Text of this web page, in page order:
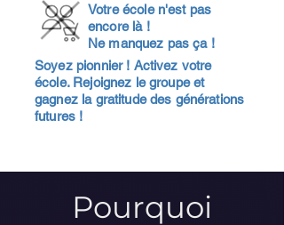
Votre école n'est pas
encore là !
Ne manquez pas ça !
Soyez pionnier ! Activez votre
école. Rejoignez le groupe et
gagnez la gratitude des générations
futures !
Pourquoi